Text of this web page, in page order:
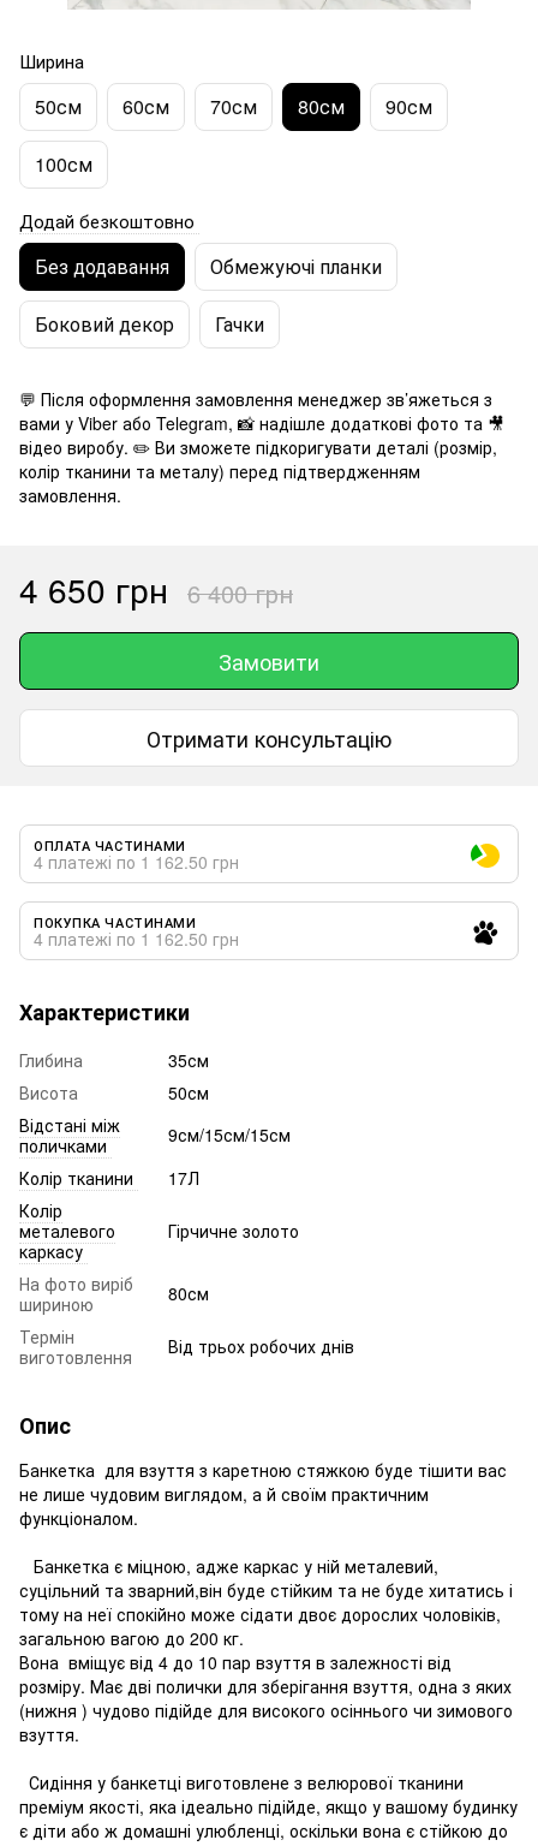
Ширина
50см 60см 70см 80см 90см
100см
Додай безкоштовно
Без додавання Обмежуючі планки
Боковий декор Гачки
💬 Після оформлення замовлення менеджер зв’яжеться з
вами у Viber або Telegram, 📸 надішле додаткові фото та 🎥
відео виробу. ✏️ Ви зможете підкоригувати деталі (розмір,
колір тканини та металу) перед підтвердженням
замовлення.
4 650 грн 6 400 грн
Замовити
Отримати консультацію
ОПЛАТА ЧАСТИНАМИ
4 платежі по 1 162.50 грн
ПОКУПКА ЧАСТИНАМИ
4 платежі по 1 162.50 грн
Характеристики
Глибина
35см
Висота
50см
Відстані між
поличками
9см/15см/15см
Колір тканини
17Л
Колір
металевого
каркасу
Гірчичне золото
На фото виріб
шириною
80см
Термін
виготовлення
Від трьох робочих днів
Опис
Банкетка для взуття з каретною стяжкою буде тішити вас
не лише чудовим виглядом, а й своїм практичним
функціоналом.
Банкетка є міцною, адже каркас у ній металевий,
суцільний та зварний,він буде стійким та не буде хитатись і
тому на неї спокійно може сідати двоє дорослих чоловіків,
загальною вагою до 200 кг.
Вона вміщує від 4 до 10 пар взуття в залежності від
розміру. Має дві полички для зберігання взуття, одна з яких
(нижня ) чудово підійде для високого осіннього чи зимового
взуття.
Сидіння у банкетці виготовлене з велюрової тканини
преміум якості, яка ідеально підійде, якщо у вашому будинку
є діти або ж домашні улюбленці, оскільки вона є стійкою до